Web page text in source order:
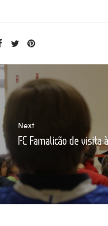
Next
FC Famalicão de visita